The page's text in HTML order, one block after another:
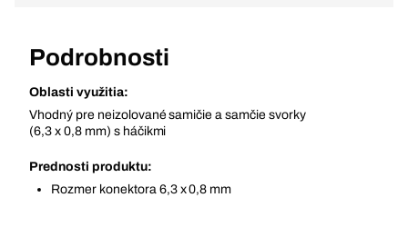
Podrobnosti
Oblasti využitia:
Vhodný pre neizolované samičie a samčie svorky
(6,3 x 0,8 mm) s háčikmi
Prednosti produktu:
Rozmer konektora 6,3 x 0,8 mm